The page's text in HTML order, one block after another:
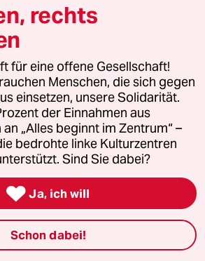
Vertriebs GmbH
rechtlichen Fragen oder für Genehmigungen
rechts
für eine offene Gesellschaft!
Menschen, die sich gegen
einsetzen, unsere Solidarität.
der Einnahmen aus
„Alles beginnt im Zentrum“ –
bedrohte linke Kulturzentren
Sind Sie dabei?
 Ja, ich will
Schon dabei!